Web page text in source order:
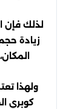
لذلك فإن
زيادة
ولهذا
كوبري